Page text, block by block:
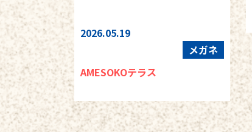
2026.05.19
メガネ
AMESOKOテラス